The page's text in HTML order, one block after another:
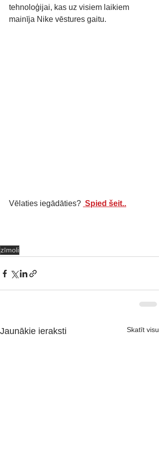
tehnoloģijai, kas uz visiem laikiem
mainīja Nike vēstures gaitu.
Vēlaties iegādāties? Spied šeit..
zīmoli
Jaunākie ieraksti Skatīt visu